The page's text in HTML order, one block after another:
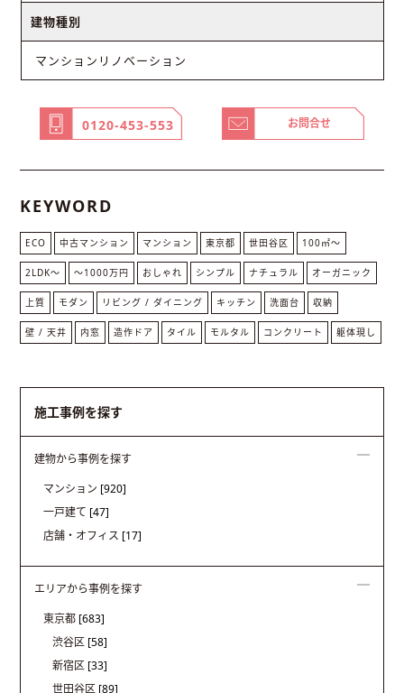
建物種別
マンションリノベーション
0120-453-553 お問合せ
KEYWORD
ECO 中古マンション マンション 東京都 世田谷区 100㎡〜
2LDK〜 〜1000万円 おしゃれ シンプル ナチュラル オーガニック
上質 モダン リビング / ダイニング キッチン 洗面台 収納
壁 / 天井 内窓 造作ドア タイル モルタル コンクリート 躯体現し
施工事例を探す
建物から事例を探す
マンション [920]
一戸建て [47]
店舗・オフィス [17]
エリアから事例を探す
東京都 [683]
渋谷区 [58]
新宿区 [33]
世田谷区 [89]